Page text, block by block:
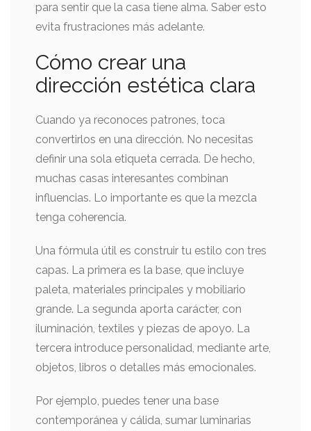
para sentir que la casa tiene alma. Saber esto
evita frustraciones más adelante.
Cómo crear una
dirección estética clara
Cuando ya reconoces patrones, toca
convertirlos en una dirección. No necesitas
definir una sola etiqueta cerrada. De hecho,
muchas casas interesantes combinan
influencias. Lo importante es que la mezcla
tenga coherencia.
Una fórmula útil es construir tu estilo con tres
capas. La primera es la base, que incluye
paleta, materiales principales y mobiliario
grande. La segunda aporta carácter, con
iluminación, textiles y piezas de apoyo. La
tercera introduce personalidad, mediante arte,
objetos, libros o detalles más emocionales.
Por ejemplo, puedes tener una base
contemporánea y cálida, sumar luminarias